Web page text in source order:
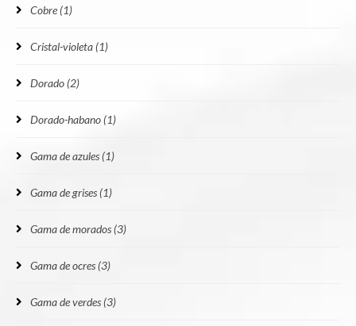
Cobre (1)
Cristal-violeta (1)
Dorado (2)
Dorado-habano (1)
Gama de azules (1)
Gama de grises (1)
Gama de morados (3)
Gama de ocres (3)
Gama de verdes (3)